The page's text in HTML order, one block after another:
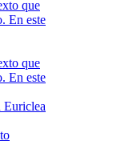
Euriclea